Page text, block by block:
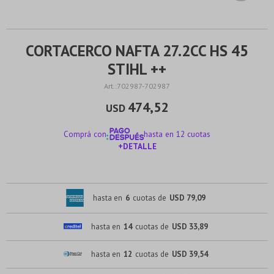
CORTACERCO NAFTA 27.2CC HS 45
STIHL ++
702987-702987
USD 474,52
Comprá con
hasta en 12 cuotas
+DETALLE
hasta en 6 cuotas de USD 79,09
hasta en 14 cuotas de USD 33,89
hasta en 12 cuotas de USD 39,54